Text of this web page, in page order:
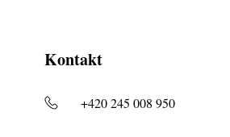
Kontakt
+420 245 008 950